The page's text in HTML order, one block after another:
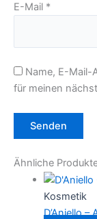
E-Mail *
Name, E-Mail-
für meinen
Ähnliche
Kosmetik
D’Aniello –